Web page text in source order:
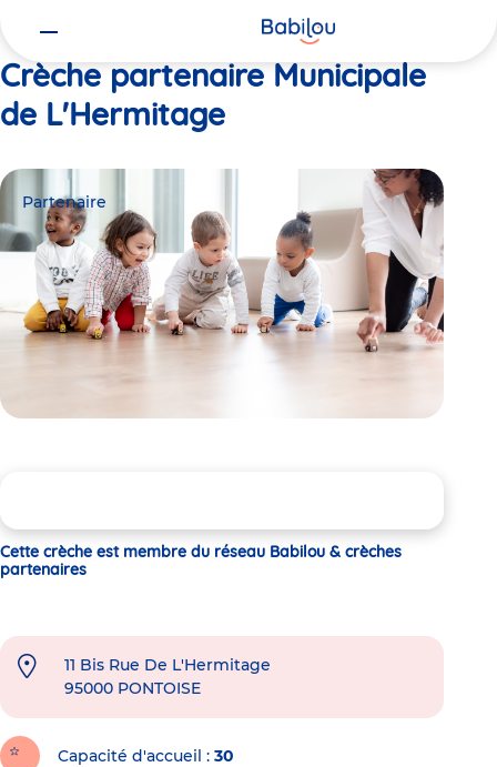
Crèche partenaire Municipale
de L'Hermitage
Partenaire
Cette crèche est membre du réseau Babilou & crèches
partenaires
11 Bis Rue De L'Hermitage
95000 PONTOISE
Capacité d'accueil 30